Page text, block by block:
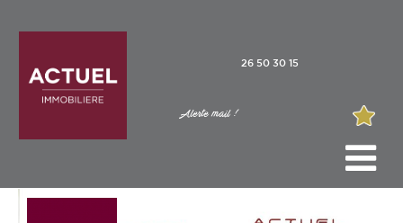
26 50 30 15
Alerte mail !